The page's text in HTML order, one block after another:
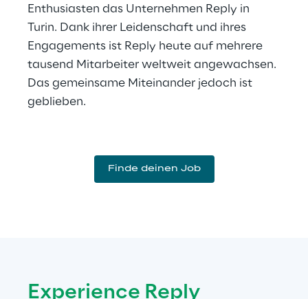
Enthusiasten das Unternehmen Reply in
Turin. Dank ihrer Leidenschaft und ihres
Engagements ist Reply heute auf mehrere
tausend Mitarbeiter weltweit angewachsen.
Das gemeinsame Miteinander jedoch ist
geblieben.
Finde deinen Job
Experience Reply